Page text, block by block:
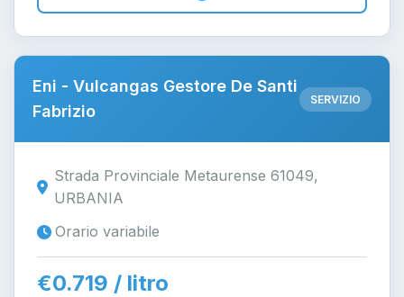
Eni - Vulcangas Gestore De Santi
Fabrizio
SERVIZIO
Strada Provinciale Metaurense 61049,
URBANIA
Orario variabile
€0.719 / litro